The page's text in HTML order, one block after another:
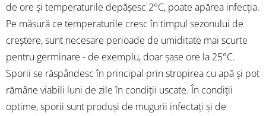
de ore și temperaturile depășesc 2°C, poate apărea infecția.
Pe măsură ce temperaturile cresc în timpul sezonului de
creștere, sunt necesare perioade de umiditate mai scurte
pentru germinare - de exemplu, doar șase ore la 25°C.
Sporii se răspândesc în principal prin stropirea cu apă și pot
rămâne viabili luni de zile în condiții uscate. În condiții
optime, sporii sunt produși de mugurii infectați și de